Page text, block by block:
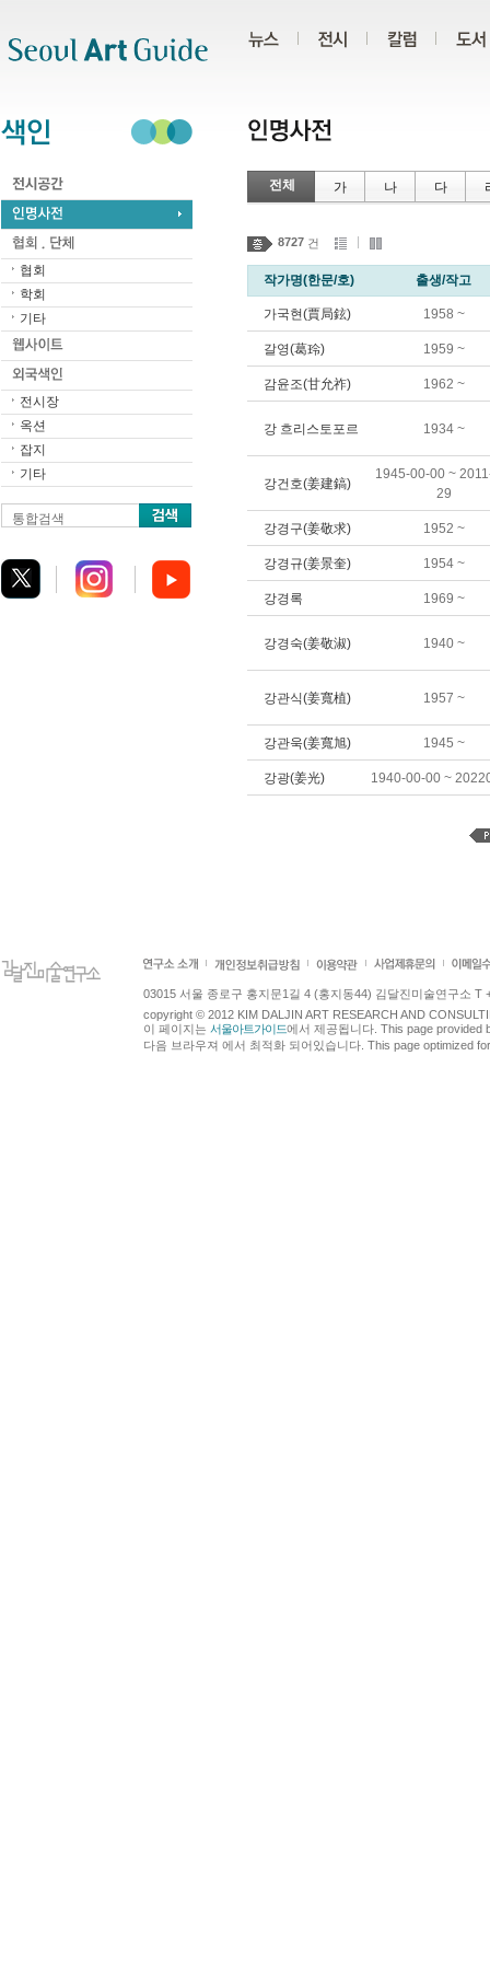
협회
학회
기타
전시장
옥션
잡지
기타
통합검색
전체 가 나 다
8727 건
작가명(한문/호) 출생/작고
가국현(賈局鉉) 1958 ~
갈영(葛玲) 1959 ~
감윤조(甘允祚) 1962 ~
강 흐리스토포르 1934 ~
강건호(姜建鎬)
1945-00-00 ~
29
강경구(姜敬求) 1952 ~
강경규(姜景奎) 1954 ~
강경록 1969 ~
강경숙(姜敬淑) 1940 ~
강관식(姜寬植) 1957 ~
강관욱(姜寬旭) 1945 ~
강광(姜光) 1940-00-00 ~
03015 서울 종로구 홍지문1길 4 (홍지동44) 김달진미술연구소 T
copyright © 2012 KIM DALJIN ART RESEARCH AND
이 페이지는 서울아트가이드에서 제공됩니다. This page provided
다음 브라우져 에서 최적화 되어있습니다. This page optimized